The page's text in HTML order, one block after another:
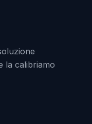
la calibriamo